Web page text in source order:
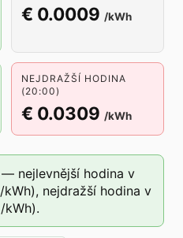
€ 0.0009 /kWh
NEJDRAŽŠÍ HODINA
(20:00)
€ 0.0309 /kWh
— nejlevnější hodina v
/kWh), nejdražší hodina v
/kWh).